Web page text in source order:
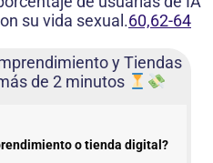
su vida sexual.60,62-64
y Tiendas
de 2 minutos
o tienda digital?